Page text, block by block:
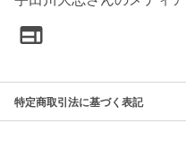
特定商取引法に基づく表記